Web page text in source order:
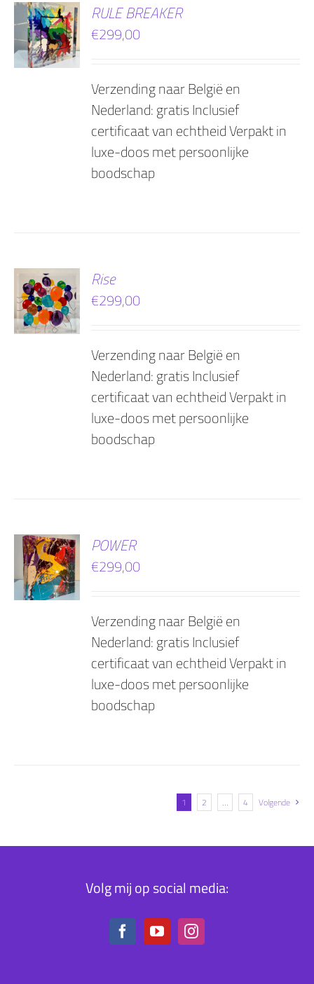
RULE BREAKER
€299,00
Verzending naar België en
Nederland: gratis Inclusief
certificaat van echtheid Verpakt in
luxe-doos met persoonlijke
boodschap
Rise
€299,00
Verzending naar België en
Nederland: gratis Inclusief
certificaat van echtheid Verpakt in
luxe-doos met persoonlijke
boodschap
POWER
€299,00
Verzending naar België en
Nederland: gratis Inclusief
certificaat van echtheid Verpakt in
luxe-doos met persoonlijke
boodschap
1 2 … 4 Volgende
Volg mij op social media: